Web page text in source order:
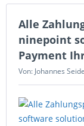
Alle
ninepoint
Payment
Von: Johannes